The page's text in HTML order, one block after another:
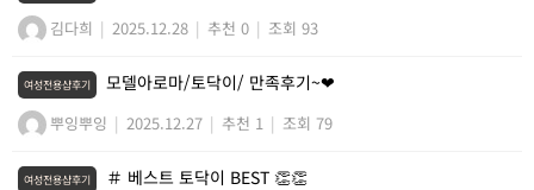
김다희 | 2025.12.28 | 추천 0 | 조회 93
여성전용샵후기 모델아로마/토닥이/ 만족후기~❤
뿌잉뿌잉 | 2025.12.27 | 추천 1 | 조회 79
여성전용샵후기 ＃ 베스트 토닥이 BEST 👏👏